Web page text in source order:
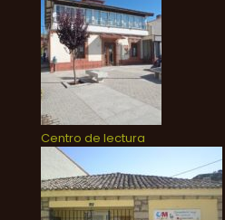
Centro de lectura